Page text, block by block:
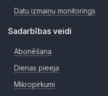
Datu izmaiņu monitorings
Sadarbības veidi
Abonēšana
Dienas pieeja
Mikropirkumi